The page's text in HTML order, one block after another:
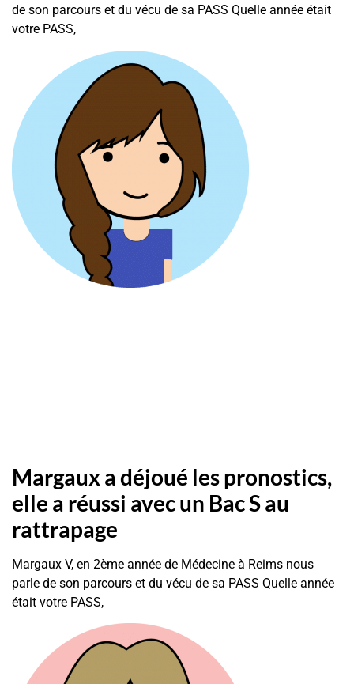
de son parcours et du vécu de sa PASS Quelle année était
votre PASS,
Margaux a déjoué les pronostics,
elle a réussi avec un Bac S au
rattrapage
Margaux V, en 2ème année de Médecine à Reims nous
parle de son parcours et du vécu de sa PASS Quelle année
était votre PASS,